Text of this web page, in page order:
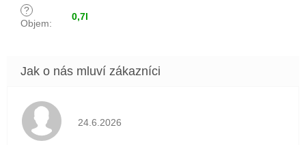
?
Objem:
0,7l
Hodnocení obchodu je 5 z 5 hvězdiček.
24.6.2026